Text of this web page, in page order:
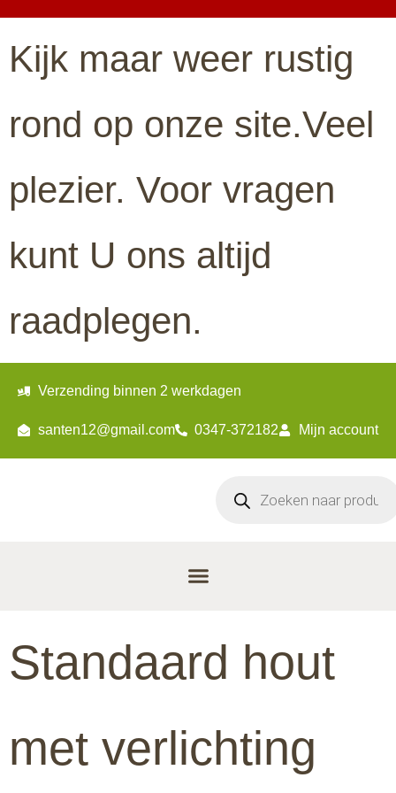
Kijk maar weer rustig
rond op onze site.Veel
plezier. Voor vragen
kunt U ons altijd
raadplegen.
Verzending binnen 2 werkdagen
santen12@gmail.com 0347-372182 Mijn account
Standaard hout
met verlichting